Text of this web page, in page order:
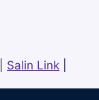
Salin Link